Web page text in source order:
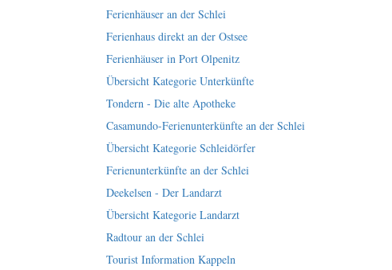
Ferienhäuser an der Schlei
Ferienhaus direkt an der Ostsee
Ferienhäuser in Port Olpenitz
Übersicht Kategorie Unterkünfte
Tondern - Die alte Apotheke
Casamundo-Ferienunterkünfte an der Schlei
Übersicht Kategorie Schleidörfer
Ferienunterkünfte an der Schlei
Deekelsen - Der Landarzt
Übersicht Kategorie Landarzt
Radtour an der Schlei
Tourist Information Kappeln